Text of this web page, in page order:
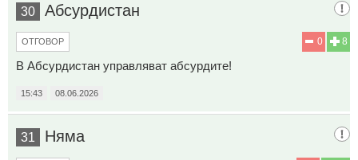
30 Абсурдистан
8
0
ОТГОВОР
В Абсурдистан управляват абсурдите!
15:43 08.06.2026
31 Няма